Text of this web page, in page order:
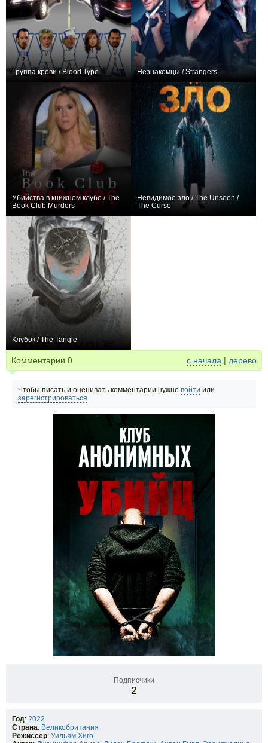
Группа крови / Blood Type Незнакомцы / Strangers
Убийства в книжном клубе / The
Book Club Murders
Невидимое зло / The Unseen /
The Curse
Клубок / The Tangle
Комментарии 0 с начала | дерево
Чтобы писать и оценивать комментарии нужно войти или
зарегистрироваться
Подписчики
2
Год: 2022
Страна: Великобритания
Режиссёр: Уильям Хиго